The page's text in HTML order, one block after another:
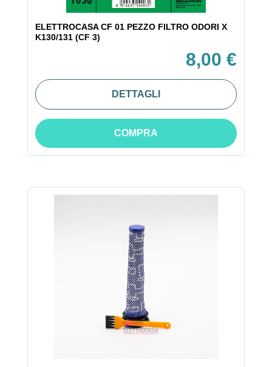
ELETTROCASA CF 01 PEZZO FILTRO ODORI X
K130/131 (CF 3)
8,00 €
DETTAGLI
COMPRA